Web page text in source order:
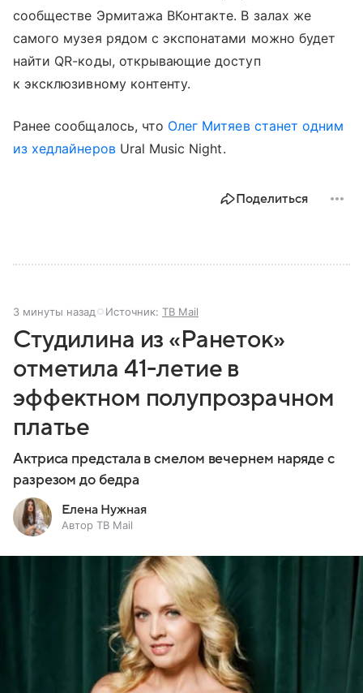
сообществе Эрмитажа ВКонтакте. В залах же
самого музея рядом с экспонатами можно будет
найти QR-коды, открывающие доступ
к эксклюзивному контенту.
Ранее сообщалось, что Олег Митяев станет одним
из хедлайнеровUral Music Night.
Поделиться
3 минуты назад Источник: ТВ Mail
Студилина из «Ранеток»
отметила 41-летие в
эффектном полупрозрачном
платье
Актриса предстала в смелом вечернем наряде с
разрезом до бедра
Елена Нужная
Автор ТВ Mail